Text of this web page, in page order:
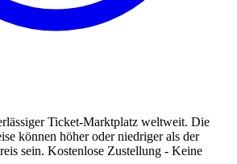
Ticket-Marktplatz weltweit. Die
können höher oder niedriger als der
sein. Kostenlose Zustellung - Keine